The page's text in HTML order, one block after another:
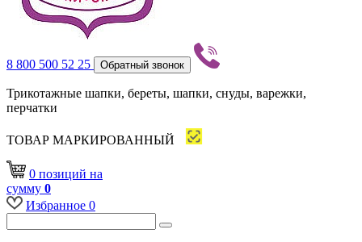
8 800 500 52 25 Обратный звонок
Трикотажные шапки, береты, шапки, снуды, варежки,
перчатки
ТОВАР МАРКИРОВАННЫЙ
0 позиций на
сумму 0
Избранное 0